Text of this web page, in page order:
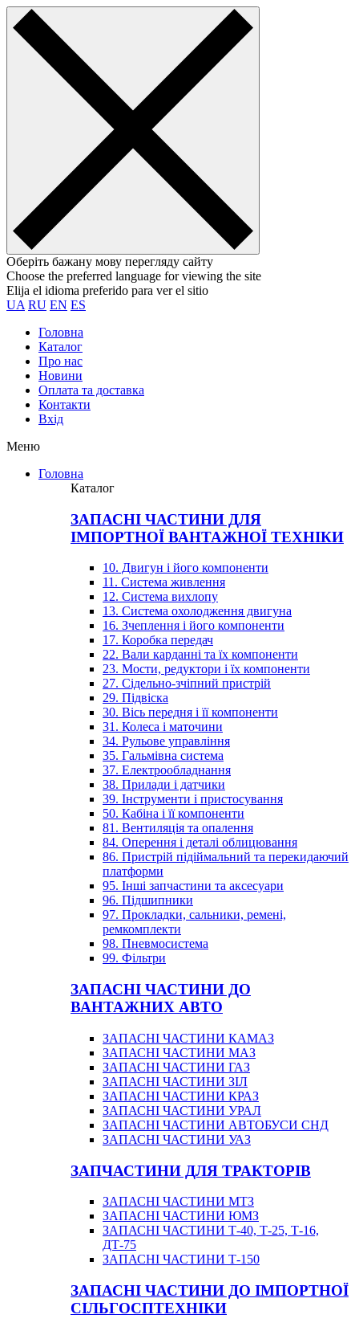
Оберіть бажану мову перегляду сайту
Choose the preferred language for viewing the site
Elija el idioma preferido para ver el sitio
UA RU EN ES
Головна
Каталог
Про нас
Новини
Оплата та доставка
Контакти
Вхiд
Меню
Головна
Каталог
ЗАПАСНІ ЧАСТИНИ ДЛЯ
ІМПОРТНОЇ ВАНТАЖНОЇ ТЕХНІКИ
10. Двигун і його компоненти
11. Система живлення
12. Система вихлопу
13. Система охолодження двигуна
16. Зчеплення і його компоненти
17. Коробка передач
22. Вали карданні та їх компоненти
23. Мости, редуктори і їх компоненти
27. Сідельно-зчіпний пристрій
29. Підвіска
30. Вісь передня і її компоненти
31. Колеса і маточини
34. Рульове управління
35. Гальмівна система
37. Електрообладнання
38. Прилади і датчики
39. Інструменти і пристосування
50. Кабіна і її компоненти
81. Вентиляція та опалення
84. Оперення і деталі облицювання
86. Пристрій підіймальний та перекидаючий
платформи
95. Інші запчастини та аксесуари
96. Підшипники
97. Прокладки, сальники, ремені,
ремкомплекти
98. Пневмосистема
99. Фільтри
ЗАПАСНІ ЧАСТИНИ ДО
ВАНТАЖНИХ АВТО
ЗАПАСНІ ЧАСТИНИ КАМАЗ
ЗАПАСНІ ЧАСТИНИ МАЗ
ЗАПАСНІ ЧАСТИНИ ГАЗ
ЗАПАСНІ ЧАСТИНИ ЗІЛ
ЗАПАСНІ ЧАСТИНИ КРАЗ
ЗАПАСНІ ЧАСТИНИ УРАЛ
ЗАПАСНІ ЧАСТИНИ АВТОБУСИ СНД
ЗАПАСНІ ЧАСТИНИ УАЗ
ЗАПЧАСТИНИ ДЛЯ ТРАКТОРІВ
ЗАПАСНІ ЧАСТИНИ МТЗ
ЗАПАСНІ ЧАСТИНИ ЮМЗ
ЗАПАСНІ ЧАСТИНИ Т-40, Т-25, Т-16,
ДТ-75
ЗАПАСНІ ЧАСТИНИ Т-150
ЗАПАСНІ ЧАСТИНИ ДО ІМПОРТНОЇ
СІЛЬГОСПТЕХНІКИ